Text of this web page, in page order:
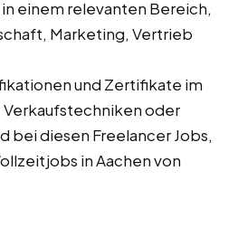
einem relevanten Bereich,
Marketing, Vertrieb
und Zertifikate im
oder
bei diesen Freelancer Jobs,
in Aachen von